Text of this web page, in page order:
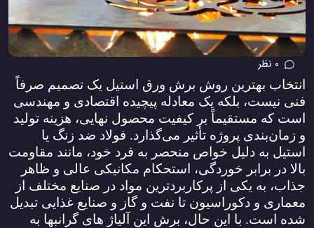
0 نظر
انتخاب بهترین روش برش ورق استیل یک تصمیم صرفاً
فنی نیست، بلکه یک معادله پیچیده اقتصادی و مهندسی
است که مستقیماً بر کیفیت محصول نهایی، هزینه تولید
و زمان‌بندی پروژه تأثیر می‌گذارد. فولاد ضد زنگ یا
استیل به دلیل خواص منحصر به فرد خود، مانند مقاومت
بالا در برابر خوردگی، استحکام مکانیکی عالی و ظاهر
جذاب، به یکی از پرکاربردترین مواد در صنایع مختلف از
معماری و دکوراسیون تا نفت و گاز و صنایع غذایی تبدیل
شده است. با این حال، برش این آلیاژ های گرانبها به